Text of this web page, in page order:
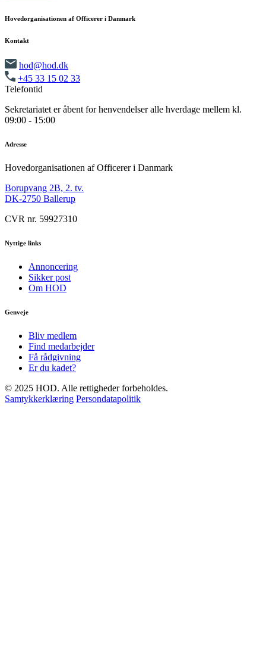
Hovedorganisationen af Officerer i Danmark
Kontakt
hod@hod.dk
+45 33 15 02 33
Telefontid
Sekretariatet er åbent for henvendelser alle hverdage mellem kl.
09:00 - 15:00
Adresse
Hovedorganisationen af Officerer i Danmark
Borupvang 2B, 2. tv.
DK-2750 Ballerup
CVR nr. 59927310
Nyttige links
Annoncering
Sikker post
Om HOD
Genveje
Bliv medlem
Find medarbejder
Få rådgivning
Er du kadet?
© 2025 HOD. Alle rettigheder forbeholdes.
Samtykkerklæring Persondatapolitik